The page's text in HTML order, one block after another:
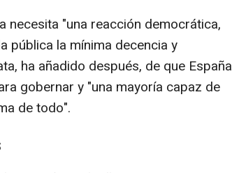
necesita "una reacción democrática,
pública la mínima decencia y
ha añadido después, de que España
gobernar y "una mayoría capaz de
de todo".